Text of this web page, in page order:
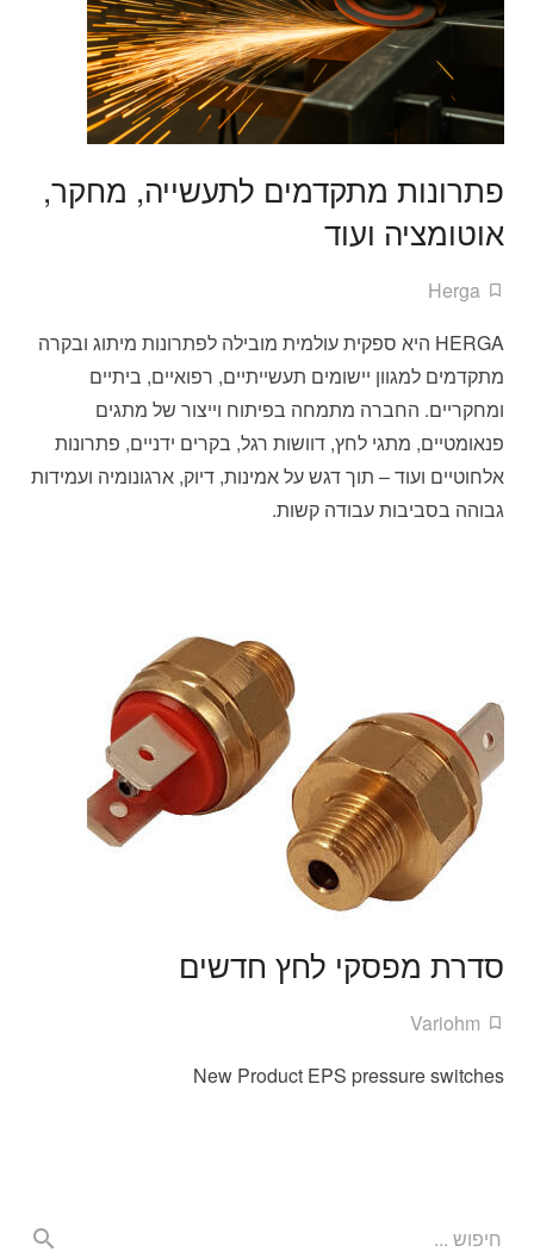
פתרונות מתקדמים לתעשייה, מחקר,
אוטומציה ועוד
Herga
HERGA היא ספקית עולמית מובילה לפתרונות מיתוג ובקרה
מתקדמים למגוון יישומים תעשייתיים, רפואיים, ביתיים
ומחקריים. החברה מתמחה בפיתוח וייצור של מתגים
פנאומטיים, מתגי לחץ, דוושות רגל, בקרים ידניים, פתרונות
אלחוטיים ועוד – תוך דגש על אמינות, דיוק, ארגונומיה ועמידות
גבוהה בסביבות עבודה קשות.
סדרת מפסקי לחץ חדשים
Variohm
New Product EPS pressure switches